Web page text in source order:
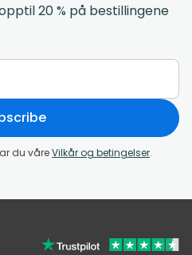
20 % på bestillingene
du våreVilkår og betingelser.